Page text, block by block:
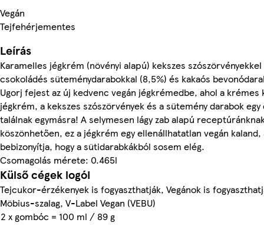
Vegán
Tejfehérjementes
Leírás
Karamelles jégkrém (növényi alapú) kekszes
csokoládés süteménydarabokkal (8,5%) és kakaós
Ugorj fejest az új kedvenc vegán jégkrémedbe, ahol a krémes
jégkrém, a kekszes szószörvények és a sütemény darabok egy
találnak egymásra! A selymesen lágy zab alapú
köszönhetően, ez a jégkrém egy ellenállhatatlan vegán kaland,
bebizonyítja, hogy a sütidarabkákból sosem elég.
Csomagolás mérete: 0.465l
Külső cégek logói
Tejcukor-érzékenyek is fogyaszthatják, Vegánok is
Möbius-szalag, V-Label Vegan (VEBU)
2 x gombóc = 100 ml / 89 g